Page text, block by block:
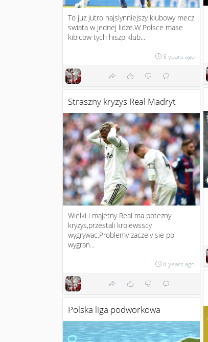
To juz jutro najslynniejszy klubowy mecz
swiata w jednej lidze.W Polsce mase
kibicow tych hiszp klub...
8 years ago
Straszny kryzys Real Madryt
Wielki i majetny Real ma potezny
kryzys,przestali krolewsscy
wygrywac.Problemy zaczely sie po
wygran...
8 years ago
Polska liga podworkowa